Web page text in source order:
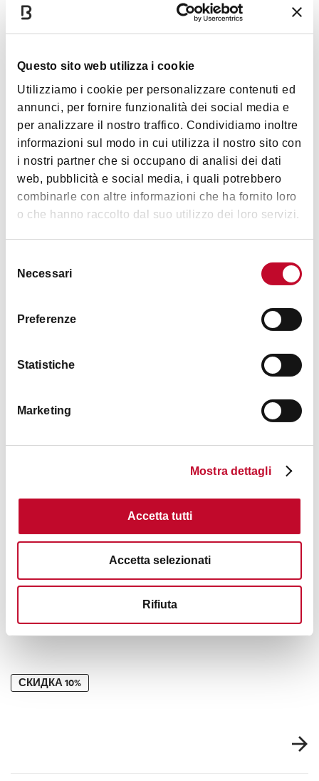
Questo sito web utilizza i cookie
Utilizziamo i cookie per personalizzare contenuti ed
annunci, per fornire funzionalità dei social media e
per analizzare il nostro traffico. Condividiamo inoltre
informazioni sul modo in cui utilizza il nostro sito con
i nostri partner che si occupano di analisi dei dati
web, pubblicità e social media, i quali potrebbero
combinarle con altre informazioni che ha fornito loro
o che hanno raccolto dal suo utilizzo dei loro servizi.
delNecessari
Preferenze
Statistiche
Marketing
Mostra dettagli
Accetta tutti
Accetta selezionati
Rifiuta
СКИДКА
Terme San Luca
СКИДКА50%
Lobb's Bistrot
СКИДКА10%